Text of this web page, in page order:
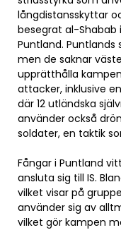
långdistansskyttar
besegrat al-
Puntland.
men de saknar
upprätthålla
attacker, inklusive
där 12 utländska
använder också
soldater, en taktik
Fångar i Puntland
ansluta sig till IS.
vilket visar på
använder sig av
vilket gör kampen